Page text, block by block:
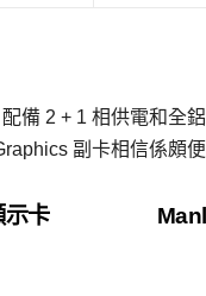
備 2 + 1 相供電和全
副卡相信係頗
示卡